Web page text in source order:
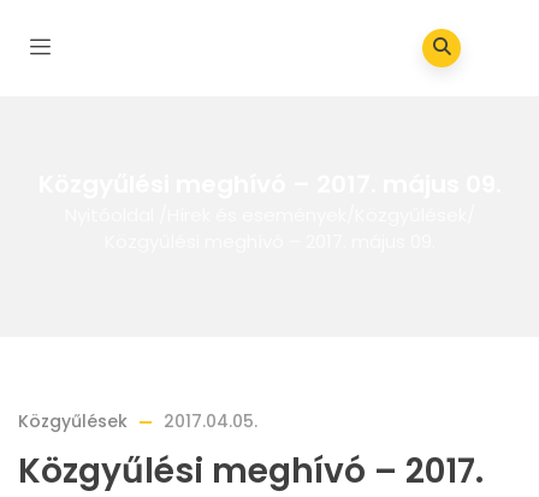
Közgyűlések 2017.04.05.
Közgyűlési meghívó – 2017.